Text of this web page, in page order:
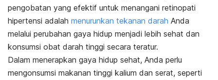
pengobatan yang efektif untuk menangani retinopati
hipertensi adalah menurunkan tekanan darah Anda
melalui perubahan gaya hidup menjadi lebih sehat dan
konsumsi obat darah tinggi secara teratur.
Dalam menerapkan gaya hidup sehat, Anda perlu
mengonsumsi makanan tinggi kalium dan serat, seperti